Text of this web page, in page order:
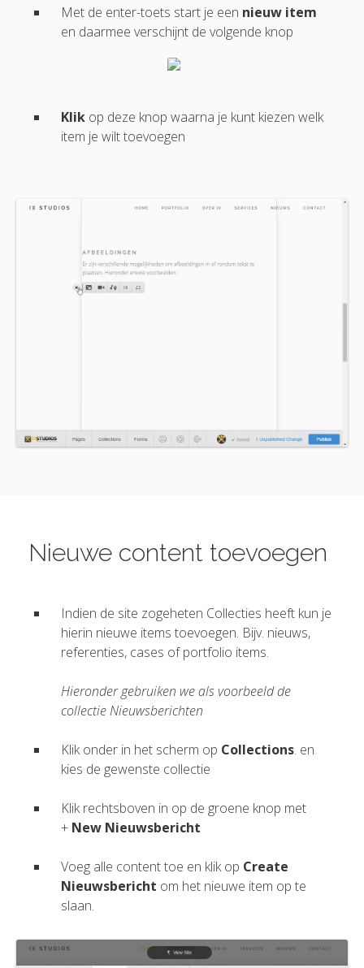
Met de enter-toets start je een nieuw item
en daarmee verschijnt de volgende knop
Klik op deze knop waarna je kunt kiezen welk
item je wilt toevoegen
Nieuwe content toevoegen
Indien de site zogeheten Collecties heeft kun je
hierin nieuwe items toevoegen. Bijv. nieuws,
referenties, cases of portfolio items.
Hieronder gebruiken we als voorbeeld de
collectie Nieuwsberichten
Klik onder in het scherm op Collections. en
kies de gewenste collectie
Klik rechtsboven in op de groene knop met
+ New Nieuwsbericht
Voeg alle content toe en klik op Create
Nieuwsbericht om het nieuwe item op te
slaan.